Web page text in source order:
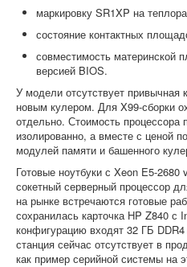
маркировку SR1XP на
состояние контактных
совместимость материнской
версией BIOS.
У модели отсутствует привычная
новым кулером. Для X99-сборки
отдельно. Стоимость процессора
изолированно, а вместе с ценой
модулей памяти и башенного
Готовые ноутбуки с Xeon E5-
сокетный серверный процессор
на рынке встречаются готовые
сохранилась карточка HP Z840 с
конфигурацию входят 32 ГБ
станция сейчас отсутствует в
как пример серийной системы на